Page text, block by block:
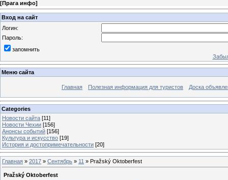
[Прага инфо]
Вход на сайт
Логин:
Пароль:
запомнить
Меню сайта
Главная Полезная информация для туристов Доска
Categories
Новости сайта [11]
Новости Чехии [156]
Анонсы событий [156]
Культура и искусство [19]
История и достопримечательности [20]
Главная » 2017 » Сентябрь » 11 » Pražský Oktoberfest
Pražský Oktoberfest